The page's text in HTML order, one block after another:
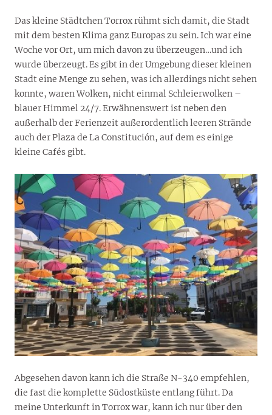
Das kleine Städtchen Torrox rühmt sich damit, die Stadt
mit dem besten Klima ganz Europas zu sein. Ich war eine
Woche vor Ort, um mich davon zu überzeugen…und ich
wurde überzeugt. Es gibt in der Umgebung dieser kleinen
Stadt eine Menge zu sehen, was ich allerdings nicht sehen
konnte, waren Wolken, nicht einmal Schleierwolken –
blauer Himmel 24/7. Erwähnenswert ist neben den
außerhalb der Ferienzeit außerordentlich leeren Strände
auch der Plaza de La Constitución, auf dem es einige
kleine Cafés gibt.
Abgesehen davon kann ich die Straße N-340 empfehlen,
die fast die komplette Südostküste entlang führt. Da
meine Unterkunft in Torrox war, kann ich nur über den